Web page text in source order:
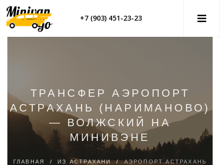
+7 (903) 451-23-23
ТРАНСФЕР АЭРОПОРТ
АСТРАХАНЬ (НАРИМАНОВО)
— ВОЛЖСКИЙ НА
МИНИВЭНЕ
ГЛАВНАЯ / ИЗ АСТРАХАНИ/АЭРОПОРТ АСТРАХАНЬ